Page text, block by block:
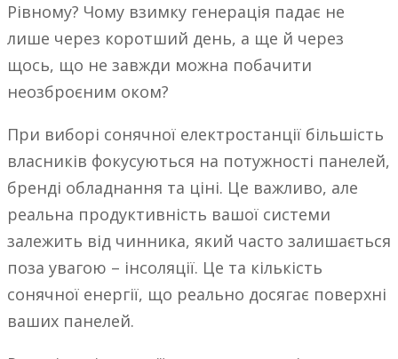
Рівному? Чому взимку генерація падає не
лише через коротший день, а ще й через
щось, що не завжди можна побачити
неозброєним оком?
При виборі сонячної електростанції більшість
власників фокусуються на потужності панелей,
бренді обладнання та ціні. Це важливо, але
реальна продуктивність вашої системи
залежить від чинника, який часто залишається
поза увагою – інсоляції. Це та кількість
сонячної енергії, що реально досягає поверхні
ваших панелей.